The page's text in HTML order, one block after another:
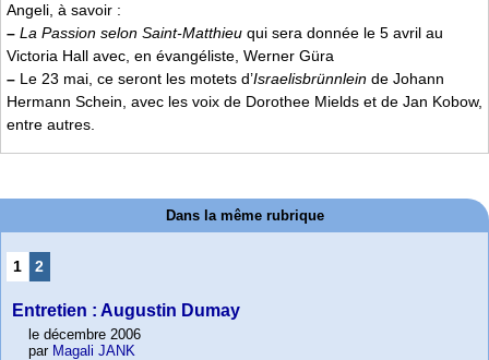
Angeli, à savoir :
– La Passion selon Saint-Matthieu qui sera donnée le 5 avril au
Victoria Hall avec, en évangéliste, Werner Güra
– Le 23 mai, ce seront les motets d’Israelisbrünnlein de Johann
Hermann Schein, avec les voix de Dorothee Mields et de Jan Kobow,
entre autres.
Dans la même rubrique
1 2
Entretien : Augustin Dumay
le décembre 2006
par Magali JANK